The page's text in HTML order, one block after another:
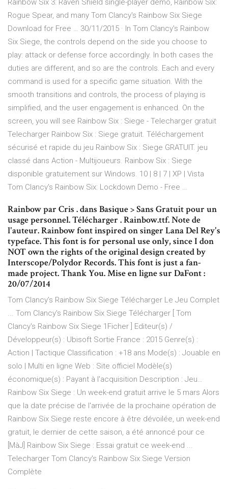
Rainbow Six 3: Raven Shield single-player demo, Rainbow Six:
Rogue Spear, and many Tom Clancy's Rainbow Six Siege
Download for Free … 30/11/2015 · In Tom Clancy's Rainbow
Six Siege, the controls depend on the side you choose to
play: attack or defense force accordingly. In both cases the
duties are different, and so are the controls. Each and every
command is used for a specific game situation. With the
smooth transitions and controls, the process of playing is
simplified, and the user engagement is enhanced. On the
screen, you will see Rainbow Six : Siege - Telecharger gratuit
Telecharger Rainbow Six : Siege gratuit. Téléchargement
sécurisé et rapide du jeu Rainbow Six : Siege GRATUIT. jeu
classé dans Action - Multijoueurs. Rainbow Six : Siege
disponible gratuitement sur Windows. 10 | 8 | 7 | XP | Vista
Tom Clancy's Rainbow Six: Lockdown Demo - Free …
Rainbow par Cris . dans Basique > Sans Gratuit pour un
usage personnel. Télécharger . Rainbow.ttf. Note de
l'auteur. Rainbow font inspired on singer Lana Del Rey's
typeface. This font is for personal use only, since I don
NOT own the rights of the original design created by
Interscope/Polydor Records. This font is just a fan-
made project. Thank You. Mise en ligne sur DaFont :
20/07/2014
Tom Clancy’s Rainbow Six Siege Télécharger Le Jeu Complet
... Tom Clancy's Rainbow Six Siege Télécharger [ Tom
Clancy's Rainbow Six Siege 1Ficher ] Editeur(s) /
Développeur(s) : Ubisoft Sortie France : 2015 Genre(s) :
Action | Tactique Classification : +18 ans Mode(s) : Jouable en
solo | Multi en ligne Web : Site officiel Modèle(s)
économique(s) : Payant à l'acquisition Description : Jeu…
Rainbow Six Siege : Un week-end gratuit arrive le 5 mars Alors
que la date précise de l'arrivée de la prochaine opération de
Rainbow Six Siege reste encore à être dévoilée, un week-end
gratuit, le dernier de cette saison, a été annoncé pour ce
[MàJ] Rainbow Six Siege : Essai gratuit ce week-end ...
Telecharger Tom Clancy's Rainbow Six Siege Version
Complète